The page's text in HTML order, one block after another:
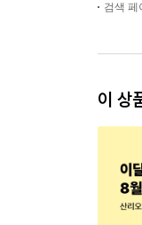
검색 페
이 상